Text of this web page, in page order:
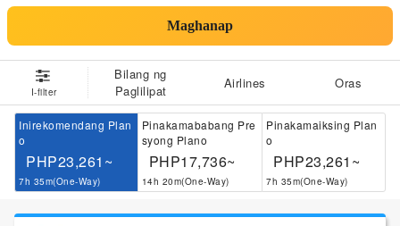
Maghanap
I-filter
Bilang ng
Paglilipat
Airlines Oras
Inirekomendang Plan
o
PHP23,261~
7h 35m(One-Way)
Pinakamababang Pre
syong Plano
PHP17,736~
14h 20m(One-Way)
Pinakamaiksing Plan
o
PHP23,261~
7h 35m(One-Way)